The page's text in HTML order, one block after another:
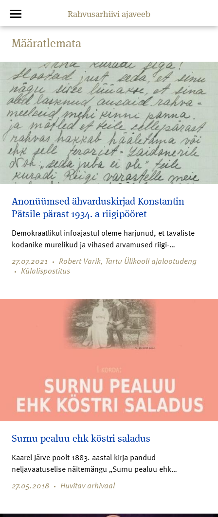
Rahvusarhiivi ajaveeb
Määratlemata
Anonüümsed ähvarduskirjad Konstantin
Pätsile pärast 1934. a riigipööret
Demokraatlikul infoajastul oleme harjunud, et tavaliste
kodanike murelikud ja vihased arvamused riigi-…
27.07.2021
Robert Varik, Tartu Ülikooli ajalootudeng
Külalispostitus
Surnu pealuu ehk köstri saladus
Kaarel Järve poolt 1883. aastal kirja pandud
neljavaatuselise näitemängu „Surnu pealuu ehk…
27.05.2018
Huvitav arhivaal